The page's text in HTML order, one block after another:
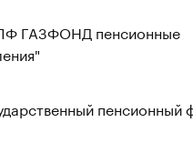
ГАЗФОНД пенсионные
пенсионный